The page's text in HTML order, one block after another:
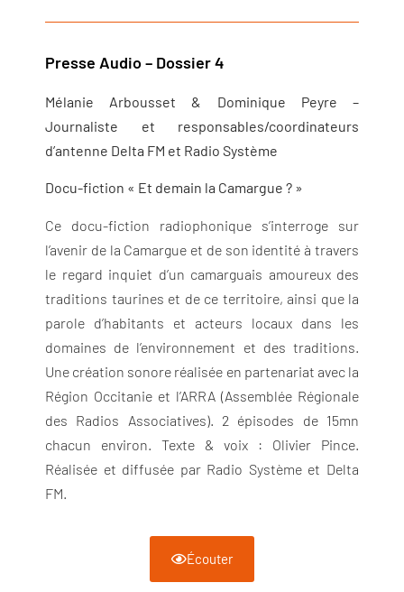
Presse Audio – Dossier 4
Mélanie Arbousset & Dominique Peyre –
Journaliste et responsables/coordinateurs
d’antenne Delta FM et Radio Système
Docu-fiction « Et demain la Camargue ? »
Ce docu-fiction radiophonique s’interroge sur
l’avenir de la Camargue et de son identité à travers
le regard inquiet d’un camarguais amoureux des
traditions taurines et de ce territoire, ainsi que la
parole d’habitants et acteurs locaux dans les
domaines de l’environnement et des traditions.
Une création sonore réalisée en partenariat avec la
Région Occitanie et l’ARRA (Assemblée Régionale
des Radios Associatives). 2 épisodes de 15mn
chacun environ. Texte & voix : Olivier Pince.
Réalisée et diffusée par Radio Système et Delta
FM.
Écouter